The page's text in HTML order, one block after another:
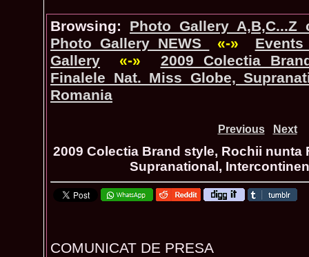
Browsing:
Photo_Gallery
Photo_Gallery NEWS
«-»
Gallery
«-»
2009 Colectia
Finalele Nat. Miss Globe,
Romania
Previous Next
2009 Colectia Brand style, Rochii nunta
Supranational,
COMUNICAT DE PRESA